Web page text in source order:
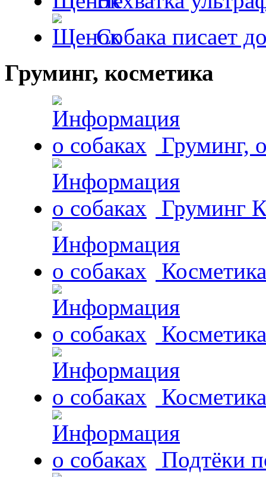
Собака писает
Груминг, косметика
Груминг,
Груминг
Подтёки